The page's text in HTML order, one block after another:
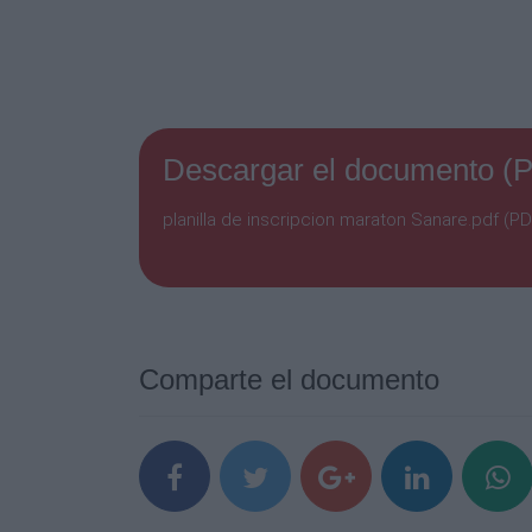
Descargar el documento
planilla de inscripcion maraton Sanare.pdf
Comparte el documento